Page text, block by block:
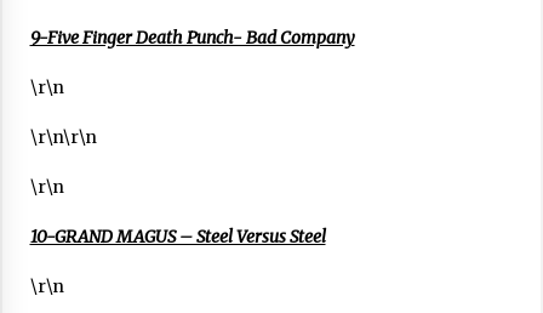
9-Five Finger Death Punch- Bad Company
\r\n
\r\n\r\n
\r\n
10-GRAND MAGUS – Steel Versus Steel
\r\n